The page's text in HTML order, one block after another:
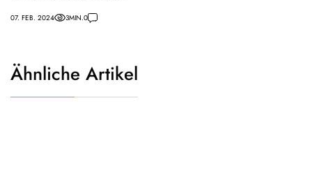
07. FEB. 2024 3MIN.0
Ähnliche Artikel